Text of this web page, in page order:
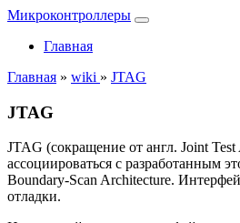
Микроконтроллеры
Главная
Главная » wiki » JTAG
JTAG
JTAG (сокращение от англ. Joint
ассоциироваться с разработанным
Boundary-Scan Architecture.
отладки.